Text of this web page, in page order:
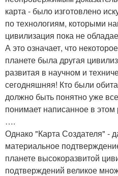
карта - было изготовлено
по технологиям, которыми
цивилизация пока не
А это означает, что
планете была другая
развитая в научном и
сегодняшняя! Кто были
должно быть понятно уже
понимает написанное в
….
Однако "Карта Создателя" -
материальное
планете высокоразвитой
подтверждений великое